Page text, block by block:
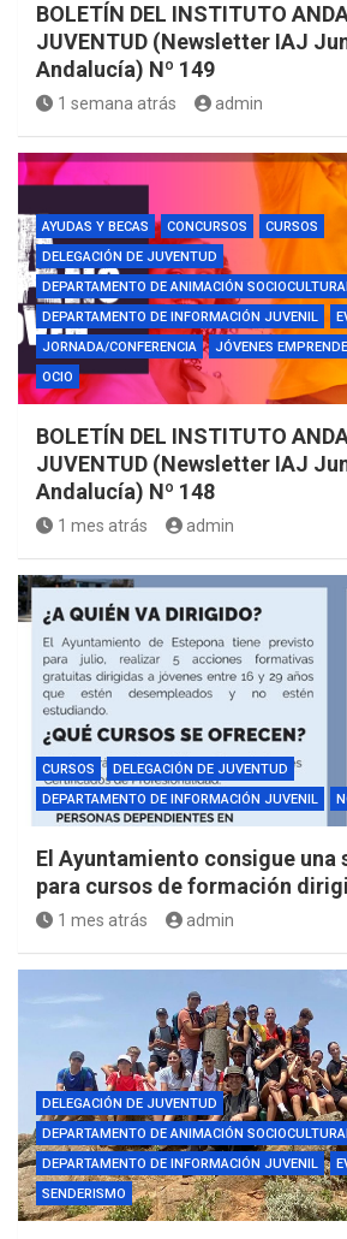
BOLETÍN DEL INSTITUTO
JUVENTUD (Newsletter IAJ
Andalucía) Nº 149
1 semana atrás admin
AYUDAS Y BECAS CONCURSOS
CURSOS
DELEGACIÓN DE JUVENTUD
DEPARTAMENTO DE ANIMACIÓN
DEPARTAMENTO DE INFORMACIÓN JUVENIL
JORNADA/CONFERENCIA
JÓVENES
OCIO
BOLETÍN DEL INSTITUTO
JUVENTUD (Newsletter IAJ
Andalucía) Nº 148
1 mes atrás admin
CURSOS
DELEGACIÓN DE JUVENTUD
DEPARTAMENTO DE INFORMACIÓN JUVENIL
El Ayuntamiento consigue una
para cursos de formación
1 mes atrás admin
DELEGACIÓN DE JUVENTUD
DEPARTAMENTO DE ANIMACIÓN
DEPARTAMENTO DE INFORMACIÓN JUVENIL
SENDERISMO